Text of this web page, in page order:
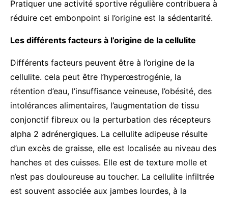
Pratiquer une activité sportive régulière contribuera à
réduire cet embonpoint si l’origine est la sédentarité.
Les différents facteurs à l’origine de la cellulite
Différents facteurs peuvent être à l’origine de la
cellulite. cela peut être l’hyperœstrogénie, la
rétention d’eau, l’insuffisance veineuse, l’obésité, des
intolérances alimentaires, l’augmentation de tissu
conjonctif fibreux ou la perturbation des récepteurs
alpha 2 adrénergiques. La cellulite adipeuse résulte
d’un excès de graisse, elle est localisée au niveau des
hanches et des cuisses. Elle est de texture molle et
n’est pas douloureuse au toucher. La cellulite infiltrée
est souvent associée aux jambes lourdes, à la